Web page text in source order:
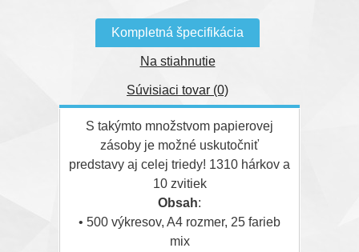
Kompletná špecifikácia
Na stiahnutie
Súvisiaci tovar (0)
S takýmto množstvom papierovej
zásoby je možné uskutočniť
predstavy aj celej triedy! 1310 hárkov a
10 zvitiek
Obsah:
• 500 výkresov, A4 rozmer, 25 farieb
mix